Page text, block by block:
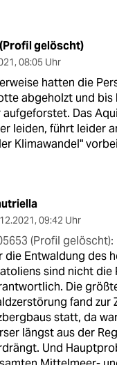
gelöscht)
, 08:05 Uhr
hatten die
abgeholzt und bis
aufgeforstet. Das
leiden, führt leider
Klimawandel"
, 09:42 Uhr
(Profil gelöscht):
die Entwaldung des
sind nicht die
Die
fand zur
statt, da
längst aus der
Und